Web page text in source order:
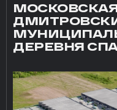
ДЕРЕВНЯ